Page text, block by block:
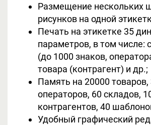
Размещение нескольких
рисунков на одной
Печать на этикетке 35
параметров, в том числе:
(до 1000 знаков,
товара (контрагент) и др.;
Память на 20000 товаров,
операторов, 60 складов,
контрагентов, 40
Удобный графический